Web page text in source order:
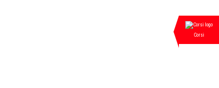
Corsi